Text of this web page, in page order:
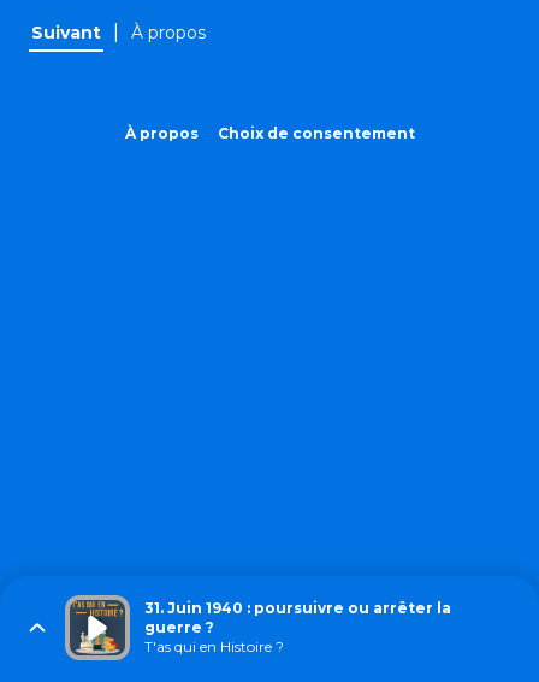
Suivant À propos
À propos Choix de consentement
31. Juin 1940 : poursuivre ou arrêter la
guerre ?
T'as qui en Histoire ?